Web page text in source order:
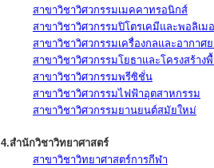
สาขาวิชาวิศวกรรมเมคคาทรอนิกส์
สาขาวิชาวิศวกรรมปิโตรเคมีและพอลิเ
สาขาวิชาวิศวกรรมเครื่องกลและอากา
สาขาวิชาวิศวกรรมโยธาและโครงสร้าง
สาขาวิชาวิศวกรรมพรีซิชั่น
สาขาวิชาวิศวกรรมไฟฟ้าอุตสาหกรรม
สาขาวิชาวิศวกรรมยานยนต์สมัยใหม่
4.สำนักวิชาวิทยาศาสตร์
สาขาวิชาวิทยาศาสตร์การกีฬา